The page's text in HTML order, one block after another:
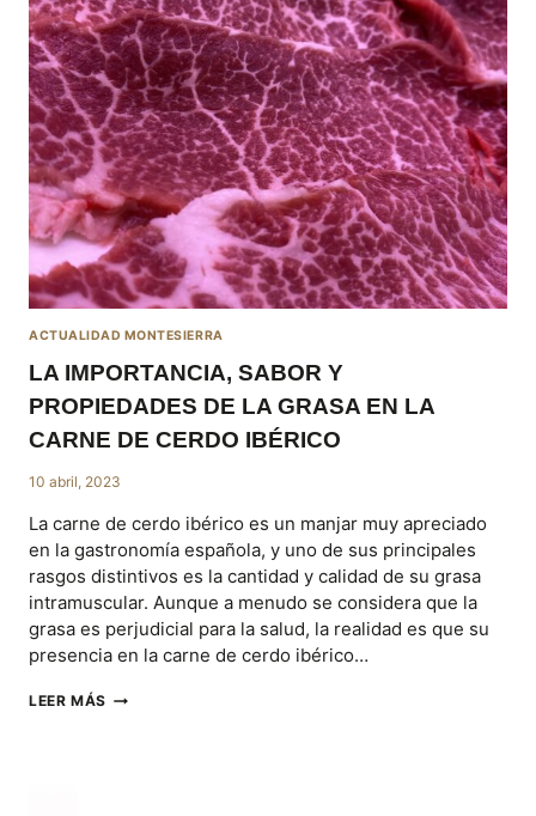
MEJORES
AMIGOS
EN
VERANO
ACTUALIDAD MONTESIERRA
LA IMPORTANCIA, SABOR Y
PROPIEDADES DE LA GRASA EN LA
CARNE DE CERDO IBÉRICO
10 abril, 2023
La carne de cerdo ibérico es un manjar muy apreciado
en la gastronomía española, y uno de sus principales
rasgos distintivos es la cantidad y calidad de su grasa
intramuscular. Aunque a menudo se considera que la
grasa es perjudicial para la salud, la realidad es que su
presencia en la carne de cerdo ibérico…
LEER MÁSLA